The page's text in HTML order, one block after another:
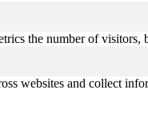
the number of visitors,
websites and collect